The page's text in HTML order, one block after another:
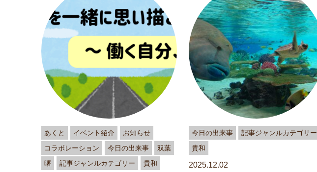
あくと イベント紹介
お知らせ
コラボレーション
今日の出来事
双葉
曙
記事ジャンルカテゴリー 貴和
今日の出来事
記事ジャンルカテゴリー
貴和
2025.12.02